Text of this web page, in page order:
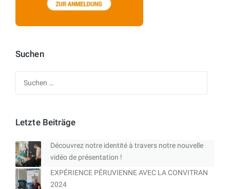
Suchen
Letzte Beiträge
Découvrez notre identité à travers notre nouvelle
vidéo de présentation !
EXPÉRIENCE PÉRUVIENNE AVEC LA CONVITRAN
2024